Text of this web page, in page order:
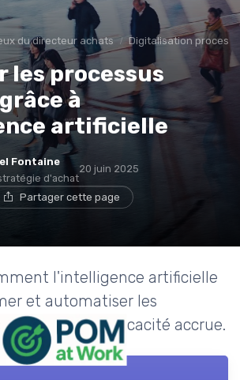
du directeur achats Digitalisation
les processus
à
artificielle
Fontaine
d'achat
20 juin 2025
Partager cette page
l'intelligence artificielle
et automatiser les
pour une efficacité accrue.